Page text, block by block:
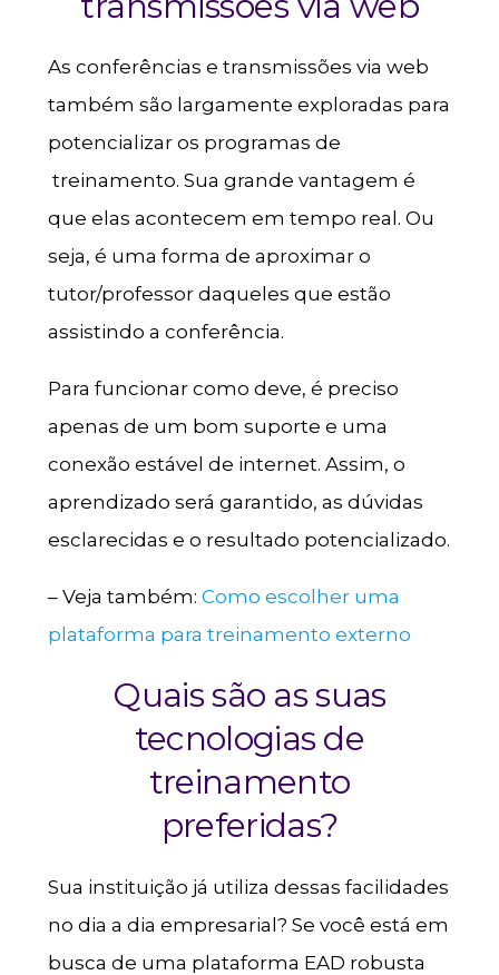
As conferências e transmissões via web
também são largamente exploradas para
potencializar os programas de
treinamento. Sua grande vantagem é
que elas acontecem em tempo real. Ou
seja, é uma forma de aproximar o
tutor/professor daqueles que estão
assistindo a conferência.
Para funcionar como deve, é preciso
apenas de um bom suporte e uma
conexão estável de internet. Assim, o
aprendizado será garantido, as dúvidas
esclarecidas e o resultado potencializado.
– Veja também: Como escolher uma
plataforma para treinamento externo
Quais são as suas
tecnologias de
treinamento
preferidas?
Sua instituição já utiliza dessas facilidades
no dia a dia empresarial? Se você está em
busca de uma plataforma EAD robusta